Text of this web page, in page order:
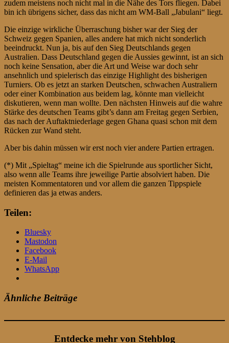
zudem meistens noch nicht mal in die Nähe des Tors fliegen. Dabei
bin ich übrigens sicher, dass das nicht am WM-Ball „Jabulani“ liegt.
Die einzige wirkliche Überraschung bisher war der Sieg der
Schweiz gegen Spanien, alles andere hat mich nicht sonderlich
beeindruckt. Nun ja, bis auf den Sieg Deutschlands gegen
Australien. Dass Deutschland gegen die Aussies gewinnt, ist an sich
noch keine Sensation, aber die Art und Weise war doch sehr
ansehnlich und spielerisch das einzige Highlight des bisherigen
Turniers. Ob es jetzt an starken Deutschen, schwachen Australiern
oder einer Kombination aus beidem lag, könnte man vielleicht
diskutieren, wenn man wollte. Den nächsten Hinweis auf die wahre
Stärke des deutschen Teams gibt’s dann am Freitag gegen Serbien,
das nach der Auftaktniederlage gegen Ghana quasi schon mit dem
Rücken zur Wand steht.
Aber bis dahin müssen wir erst noch vier andere Partien ertragen.
(*) Mit „Spieltag“ meine ich die Spielrunde aus sportlicher Sicht,
also wenn alle Teams ihre jeweilige Partie absolviert haben. Die
meisten Kommentatoren und vor allem die ganzen Tippspiele
definieren das ja etwas anders.
Teilen:
Bluesky
Mastodon
Facebook
E-Mail
WhatsApp
Ähnliche Beiträge
Entdecke mehr von Stehblog